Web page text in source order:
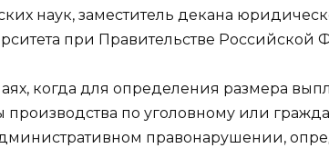
наук, заместитель декана
при Правительстве Российской
когда для определения размера
производства по уголовному или
правонарушении,